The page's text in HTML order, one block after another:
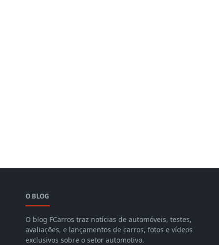
O BLOG
O blog FCarros traz notícias de automóveis, testes,
avaliações, e lançamentos de carros, fotos e vídeos
exclusivos sobre o setor automotivo.